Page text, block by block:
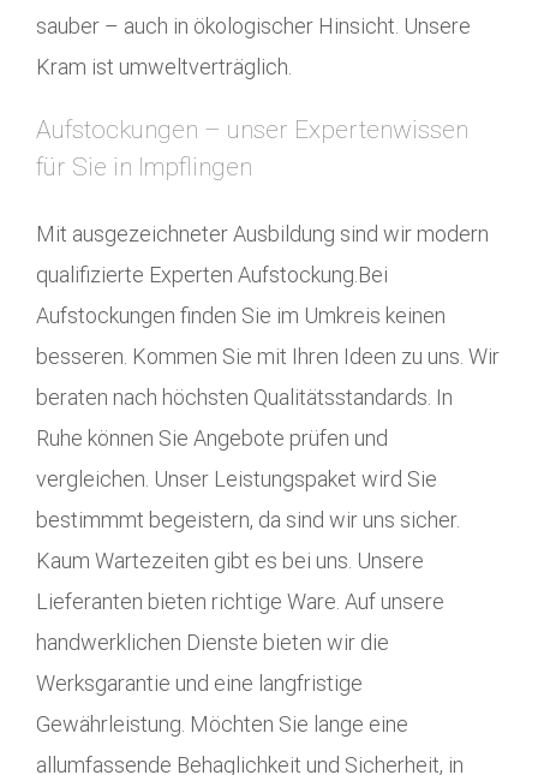
sauber – auch in ökologischer Hinsicht. Unsere
Kram ist umweltverträglich.
Aufstockungen – unser Expertenwissen
für Sie in Impflingen
Mit ausgezeichneter Ausbildung sind wir modern
qualifizierte Experten Aufstockung.Bei
Aufstockungen finden Sie im Umkreis keinen
besseren. Kommen Sie mit Ihren Ideen zu uns. Wir
beraten nach höchsten Qualitätsstandards. In
Ruhe können Sie Angebote prüfen und
vergleichen. Unser Leistungspaket wird Sie
bestimmmt begeistern, da sind wir uns sicher.
Kaum Wartezeiten gibt es bei uns. Unsere
Lieferanten bieten richtige Ware. Auf unsere
handwerklichen Dienste bieten wir die
Werksgarantie und eine langfristige
Gewährleistung. Möchten Sie lange eine
allumfassende Behaglichkeit und Sicherheit, in